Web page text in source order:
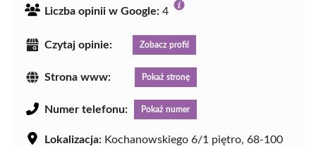
Liczba opinii w Google: 4
Czytaj opinie: Zobacz profil
Strona www: Pokaż stronę
Numer telefonu: Pokaż numer
Lokalizacja: Kochanowskiego 6/1 piętro, 68-100